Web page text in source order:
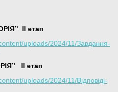
ІІ етап
uploads/2024/11/Завдання-
ІІ етап
uploads/2024/11/Відповіді-